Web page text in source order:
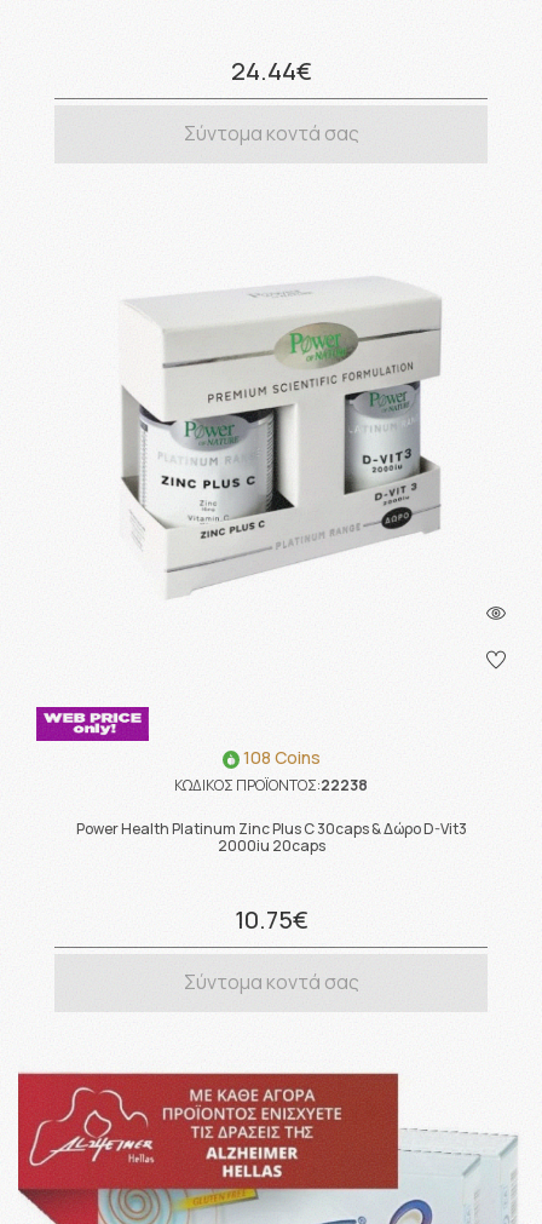
24.44€
Σύντομα κοντά σας
108 Coins
ΚΩΔΙΚΟΣ ΠΡΟΪΟΝΤΟΣ:22238
Power Health Platinum Zinc Plus C 30caps & Δώρο D-Vit3
2000iu 20caps
10.75€
Σύντομα κοντά σας